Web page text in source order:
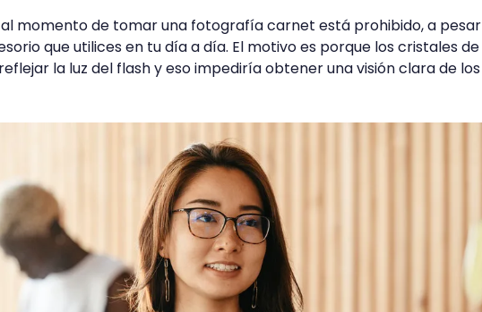
al momento de tomar una fotografía carnet está prohibido, a pesar
que utilices en tu día a día. El motivo es porque los cristales de
la luz del flash y eso impediría obtener una visión clara de los